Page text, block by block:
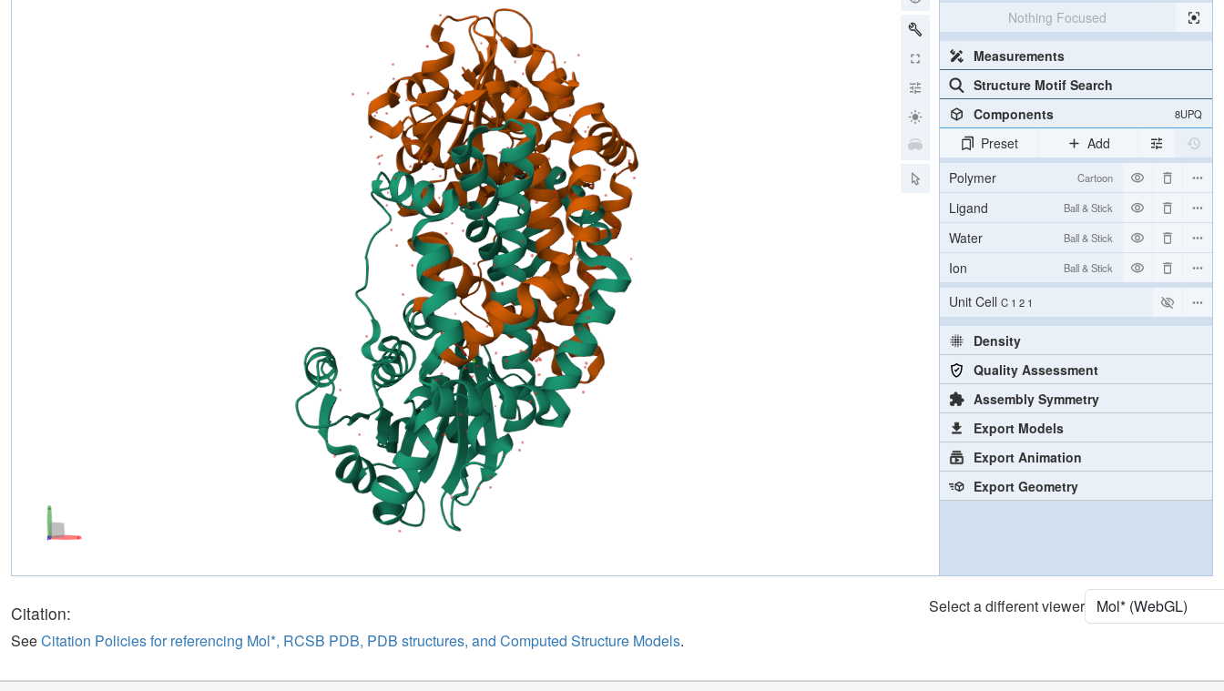
Nothing Focused
Measurements
Structure Motif Search
Components
8UPQ
Preset
Add
Polymer
Cartoon
Ligand Ball & Stick
Water Ball & Stick
Ion Ball & Stick
Unit Cell C 1 2 1
Density
Quality Assessment
Assembly Symmetry
Export Models
Export Animation
Export Geometry
Citation:
SeeCitation Policies for referencing Mol*, RCSB PDB, PDB structures, and Computed Structure Models.
Select a different viewer